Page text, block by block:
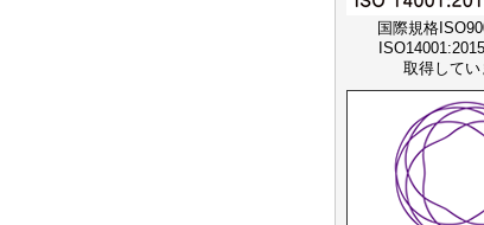
国際規格
取得してい